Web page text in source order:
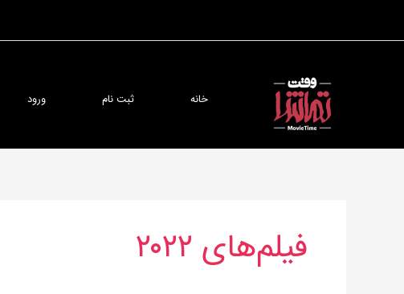
خانه ثبت نام ورود
فیلم‌های ۲۰۲۲